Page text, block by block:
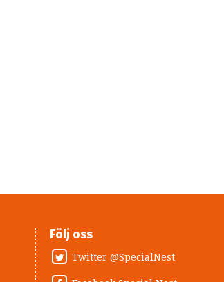
Följ oss
Twitter @SpecialNest